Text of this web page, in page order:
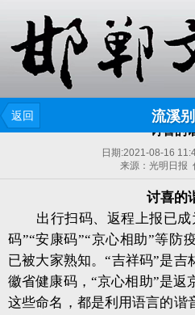
返回 流溪
讨喜的
日期:2021-08-16
来源：光明日报
讨喜的
出行扫码、返程上报已成
码”“安康码”“京心相助”等防
已被大家熟知。“吉祥码”是吉
徽省健康码，“京心相助”是返
这些命名，都是利用语言的谐